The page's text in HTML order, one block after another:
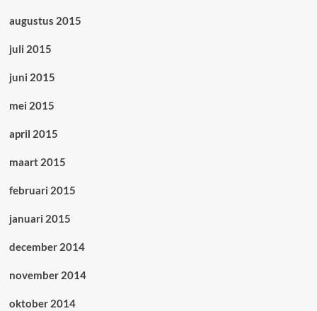
augustus 2015
juli 2015
juni 2015
mei 2015
april 2015
maart 2015
februari 2015
januari 2015
december 2014
november 2014
oktober 2014